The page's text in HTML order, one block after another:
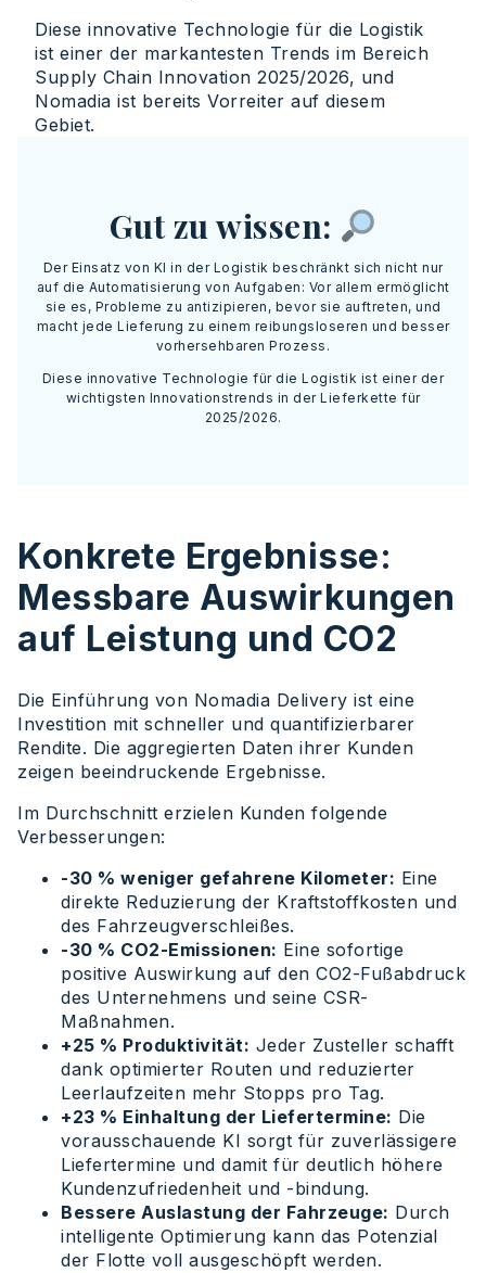
Diese innovative Technologie für die Logistik
ist einer der markantesten Trends im Bereich
Supply Chain Innovation 2025/2026, und
Nomadia ist bereits Vorreiter auf diesem
Gebiet.
Gut zu wissen:
Der Einsatz von KI in der Logistik beschränkt sich nicht nur
auf die Automatisierung von Aufgaben: Vor allem ermöglicht
sie es, Probleme zu antizipieren, bevor sie auftreten, und
macht jede Lieferung zu einem reibungsloseren und besser
vorhersehbaren Prozess.
Diese innovative Technologie für die Logistik ist einer der
wichtigsten Innovationstrends in der Lieferkette für
2025/2026.
Konkrete Ergebnisse:
Messbare Auswirkungen
auf Leistung und CO2
Die Einführung von Nomadia Delivery ist eine
Investition mit schneller und quantifizierbarer
Rendite. Die aggregierten Daten ihrer Kunden
zeigen beeindruckende Ergebnisse.
Im Durchschnitt erzielen Kunden folgende
Verbesserungen:
-30 % weniger gefahrene Kilometer: Eine
direkte Reduzierung der Kraftstoffkosten und
des Fahrzeugverschleißes.
-30 % CO2-Emissionen: Eine sofortige
positive Auswirkung auf den CO2-Fußabdruck
des Unternehmens und seine CSR-
Maßnahmen.
+25 % Produktivität: Jeder Zusteller schafft
dank optimierter Routen und reduzierter
Leerlaufzeiten mehr Stopps pro Tag.
+23 % Einhaltung der Liefertermine: Die
vorausschauende KI sorgt für zuverlässigere
Liefertermine und damit für deutlich höhere
Kundenzufriedenheit und -bindung.
Bessere Auslastung der Fahrzeuge: Durch
intelligente Optimierung kann das Potenzial
der Flotte voll ausgeschöpft werden.